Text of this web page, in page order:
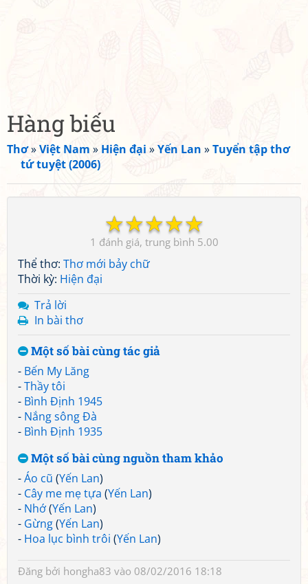
Hàng biếu
Thơ»Việt Nam » Hiện đại »Yến Lan »Tuyển tập thơ
tứ tuyệt (2006)
☆
☆
☆
☆
☆
1 5.00
Thể thơ: Thơ mới bảy chữ
Thời kỳ: Hiện đại
Trả lời
In bài thơ
Một số bài cùng tác giả
- Bến My Lăng
-Thầy tôi
- Bình Định 1945
- Nắng sông Đà
- Bình Định 1935
Một số bài cùng nguồn tham khảo
-Áo cũ (Yến Lan)
- Cây me mẹ tựa (Yến Lan)
- Nhớ(Yến Lan)
- Gừng(Yến Lan)
- Hoa lục bình trôi (Yến Lan)
Đăng bởi hongha83 vào 08/02/2016 18:18